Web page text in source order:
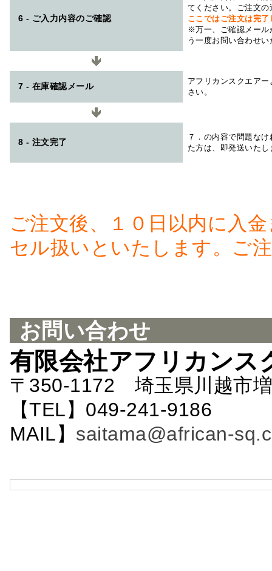
6 - ご入力内容のご確認
てください。ご注文
ここではご注文は完
※万一、ご確認メール
う一度お問い合わせ
7 - 在庫確認メール
アフリカンスクエアー
さい。
8 - 注文完了
７．の内容で問題な
た方は、即発送いたし
ご注文後、１０日以内に入
セル扱いといたします。ご
お問い合わせ
有限会社アフリカンス
〒350-1172 埼玉県川越市
【TEL】049-241-
MAIL】 saitama@african-